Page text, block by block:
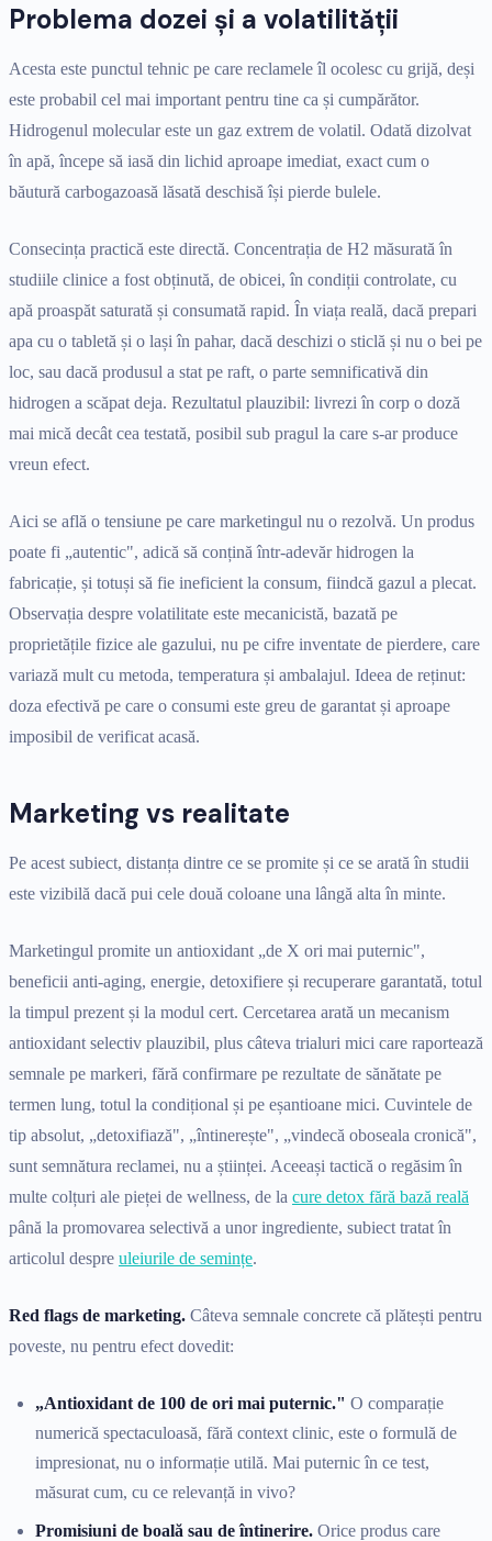
Problema dozei și a volatilității
Acesta este punctul tehnic pe care reclamele îl ocolesc cu grijă, deși
este probabil cel mai important pentru tine ca și cumpărător.
Hidrogenul molecular este un gaz extrem de volatil. Odată dizolvat
în apă, începe să iasă din lichid aproape imediat, exact cum o
băutură carbogazoasă lăsată deschisă își pierde bulele.
Consecința practică este directă. Concentrația de H2 măsurată în
studiile clinice a fost obținută, de obicei, în condiții controlate, cu
apă proaspăt saturată și consumată rapid. În viața reală, dacă prepari
apa cu o tabletă și o lași în pahar, dacă deschizi o sticlă și nu o bei pe
loc, sau dacă produsul a stat pe raft, o parte semnificativă din
hidrogen a scăpat deja. Rezultatul plauzibil: livrezi în corp o doză
mai mică decât cea testată, posibil sub pragul la care s-ar produce
vreun efect.
Aici se află o tensiune pe care marketingul nu o rezolvă. Un produs
poate fi „autentic", adică să conțină într-adevăr hidrogen la
fabricație, și totuși să fie ineficient la consum, fiindcă gazul a plecat.
Observația despre volatilitate este mecanicistă, bazată pe
proprietățile fizice ale gazului, nu pe cifre inventate de pierdere, care
variază mult cu metoda, temperatura și ambalajul. Ideea de reținut:
doza efectivă pe care o consumi este greu de garantat și aproape
imposibil de verificat acasă.
Marketing vs realitate
Pe acest subiect, distanța dintre ce se promite și ce se arată în studii
este vizibilă dacă pui cele două coloane una lângă alta în minte.
Marketingul promite un antioxidant „de X ori mai puternic",
beneficii anti-aging, energie, detoxifiere și recuperare garantată, totul
la timpul prezent și la modul cert. Cercetarea arată un mecanism
antioxidant selectiv plauzibil, plus câteva trialuri mici care raportează
semnale pe markeri, fără confirmare pe rezultate de sănătate pe
termen lung, totul la condițional și pe eșantioane mici. Cuvintele de
tip absolut, „detoxifiază", „întinerește", „vindecă oboseala cronică",
sunt semnătura reclamei, nu a științei. Aceeași tactică o regăsim în
multe colțuri ale pieței de wellness, de la cure detox fără bază reală
până la promovarea selectivă a unor ingrediente, subiect tratat în
articolul despre uleiurile de semințe.
Red flags de marketing. Câteva semnale concrete că plătești pentru
poveste, nu pentru efect dovedit:
„Antioxidant de 100 de ori mai puternic." O comparație
numerică spectaculoasă, fără context clinic, este o formulă de
impresionat, nu o informație utilă. Mai puternic în ce test,
măsurat cum, cu ce relevanță in vivo?
Promisiuni de boală sau de întinerire. Orice produs care